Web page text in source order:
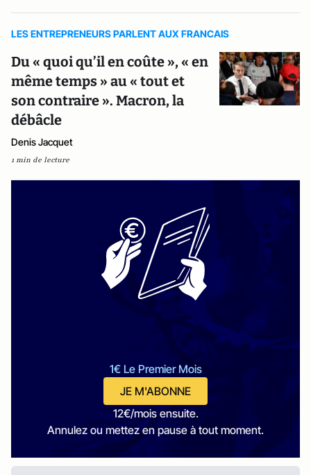
LES ENTREPRENEURS PARLENT AUX FRANCAIS
Du « quoi qu’il en coûte », « en
même temps » au « tout et
son contraire ». Macron, la
débâcle
Denis Jacquet
1 min de lecture
1€ Le Premier Mois
JE M'ABONNE
12€/mois ensuite.
Annulez ou mettez en pause à tout moment.